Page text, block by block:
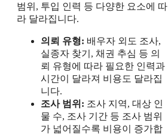
범위, 투입 인력 등 다양한 요소에 따
라 달라집니다.
의뢰 유형: 배우자 외도 조사,
실종자 찾기, 채권 추심 등 의
뢰 유형에 따라 필요한 인력과
시간이 달라져 비용도 달라집
니다.
조사 범위: 조사 지역, 대상 인
물 수, 조사 기간 등 조사 범위
가 넓어질수록 비용이 증가합